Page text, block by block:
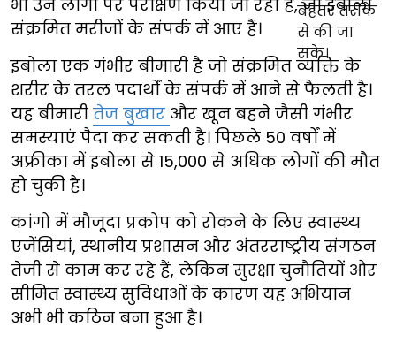
भी उन लोगों पर परीक्षण किया जा रहा है, जो इबोला
संक्रमित मरीजों के संपर्क में आए हैं।
इबोला एक गंभीर बीमारी है जो संक्रमित व्यक्ति के
शरीर के तरल पदार्थों के संपर्क में आने से फैलती है।
यह बीमारी तेज बुखार और खून बहने जैसी गंभीर
समस्याएं पैदा कर सकती है। पिछले 50 वर्षों में
अफ्रीका में इबोला से 15,000 से अधिक लोगों की मौत
हो चुकी है।
कांगो में मौजूदा प्रकोप को रोकने के लिए स्वास्थ्य
एजेंसियां, स्थानीय प्रशासन और अंतरराष्ट्रीय संगठन
तेजी से काम कर रहे हैं, लेकिन सुरक्षा चुनौतियों और
सीमित स्वास्थ्य सुविधाओं के कारण यह अभियान
अभी भी कठिन बना हुआ है।